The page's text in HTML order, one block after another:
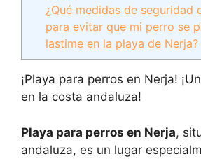
¿Qué medidas de seguridad
para evitar que mi perro se
lastime en la playa de Nerja?
¡Playa para perros en Nerja!
en la costa andaluza!
Playa para perros en Nerja,
andaluza, es un lugar